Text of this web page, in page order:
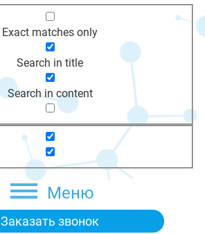
Exact matches only
Search in title
Search in content
Меню
Заказать звонок